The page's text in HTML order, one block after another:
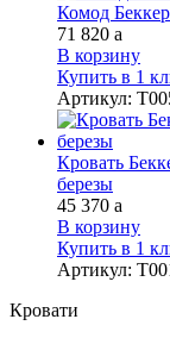
Комод
71 820 a
В корзину
Купить в 1
Артикул:
Кровать
березы
45 370 a
В корзину
Купить в 1
Артикул:
Кровати